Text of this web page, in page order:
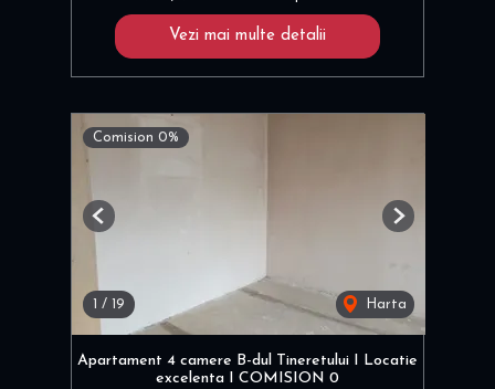
Vezi mai multe detalii
Comision 0%
1 / 19 Harta
Previous Next
Apartament 4 camere B-dul Tineretului I Locatie
excelenta I COMISION 0